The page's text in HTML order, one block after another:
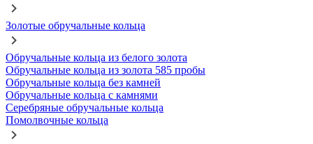
Золотые обручальные кольца
Обручальные кольца из белого золота
Обручальные кольца из золота 585 пробы
Обручальные кольца без камней
Обручальные кольца с камнями
Серебряные обручальные кольца
Помолвочные кольца